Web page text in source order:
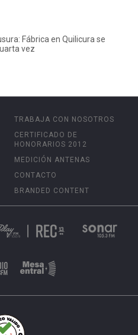
Fábrica en Quilicura se
vez
TRABAJA CON NOSOTROS
CERTIFICADO DE
HONORARIOS 2012
MEDICIÓN ANTENAS
CONTACTO
BRANDED CONTENT